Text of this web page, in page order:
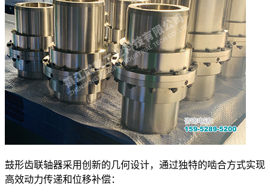
鼓形齿联轴器采用创新的几何设计，通过独特的啮合方式实现
高效动力传递和位移补偿：